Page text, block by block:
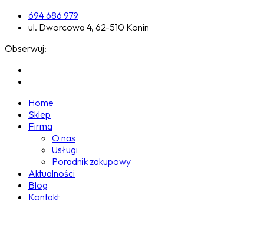
694 686 979
ul. Dworcowa 4, 62-510 Konin
Obserwuj:
Home
Sklep
Firma
O nas
Usługi
Poradnik zakupowy
Aktualności
Blog
Kontakt